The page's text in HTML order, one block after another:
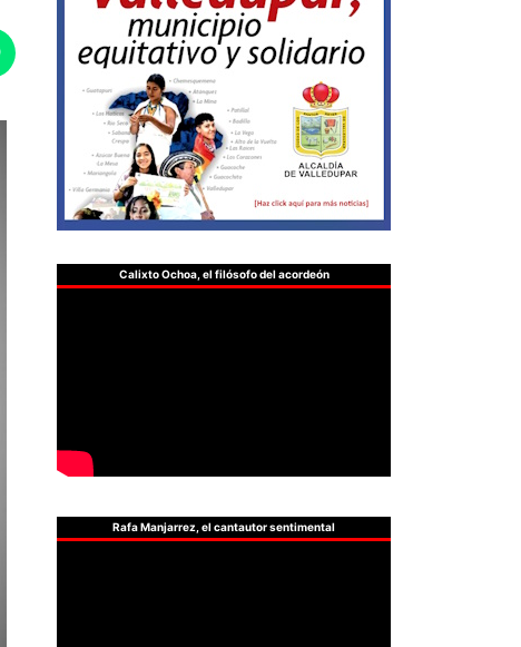
Calixto Ochoa, el filósofo del acordeón
Rafa Manjarrez, el cantautor sentimental